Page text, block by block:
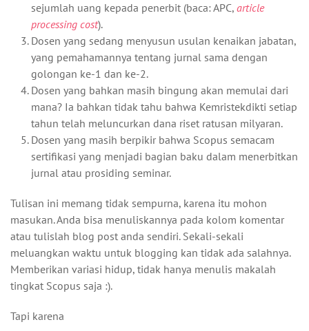
sejumlah uang kepada penerbit (baca: APC, article
processing cost).
Dosen yang sedang menyusun usulan kenaikan jabatan,
yang pemahamannya tentang jurnal sama dengan
golongan ke-1 dan ke-2.
Dosen yang bahkan masih bingung akan memulai dari
mana? Ia bahkan tidak tahu bahwa Kemristekdikti setiap
tahun telah meluncurkan dana riset ratusan milyaran.
Dosen yang masih berpikir bahwa Scopus semacam
sertifikasi yang menjadi bagian baku dalam menerbitkan
jurnal atau prosiding seminar.
Tulisan ini memang tidak sempurna, karena itu mohon
masukan. Anda bisa menuliskannya pada kolom komentar
atau tulislah blog post anda sendiri. Sekali-sekali
meluangkan waktu untuk blogging kan tidak ada salahnya.
Memberikan variasi hidup, tidak hanya menulis makalah
tingkat Scopus saja :).
Tapi karena